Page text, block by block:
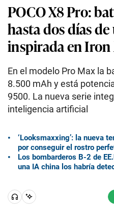
POCO X8 Pro:
hasta dos días
inspirada en Iron
En el modelo Pro Max la
8.500 mAh y está
9500. La nueva serie
inteligencia artificial
‘Looksmaxxing’: la nueva
por conseguir el rostro
Los bombarderos B-2 de
una IA china los habría